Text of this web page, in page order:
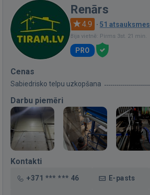
Renārs
4.9 · 51 atsauksmes
Bija vietnē: Pirms 3st. 21 min.
PRO
Cenas
Sabiedrisko telpu uzkopšana
Darbu piemēri
Kontakti
+371 *** *** 46 E-pasts